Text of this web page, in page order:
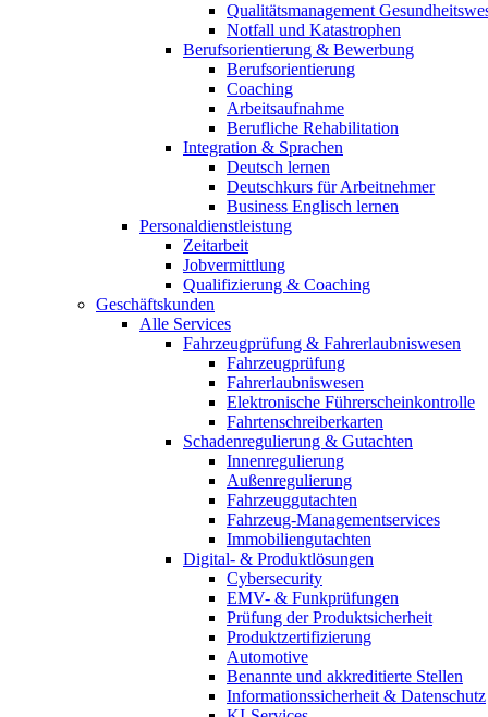
Qualitätsmanagement
Notfall und Katastrophen
Berufsorientierung & Bewerbung
Berufsorientierung
Coaching
Arbeitsaufnahme
Berufliche Rehabilitation
Integration & Sprachen
Deutsch lernen
Deutschkurs für Arbeitnehmer
Business Englisch lernen
Personaldienstleistung
Zeitarbeit
Jobvermittlung
Qualifizierung & Coaching
Geschäftskunden
Alle Services
Fahrzeugprüfung & Fahrerlaubniswesen
Fahrzeugprüfung
Fahrerlaubniswesen
Elektronische Führerscheinkontrolle
Fahrtenschreiberkarten
Schadenregulierung & Gutachten
Innenregulierung
Außenregulierung
Fahrzeuggutachten
Fahrzeug-Managementservices
Immobiliengutachten
Digital- & Produktlösungen
Cybersecurity
EMV- & Funkprüfungen
Prüfung der Produktsicherheit
Produktzertifizierung
Automotive
Benannte und akkreditierte Stellen
Informationssicherheit & Datenschutz